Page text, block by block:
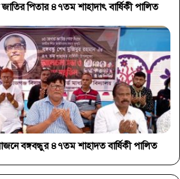
পিতার ৪৭তম শাহাদাৎ বার্ষিকী পালিত
বঙ্গবন্ধুর ৪৭তম শাহাদত বার্ষিকী পালিত